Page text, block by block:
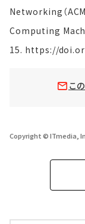
Networking（
Computing
15. https://
こ
Copyright © ITmedia,